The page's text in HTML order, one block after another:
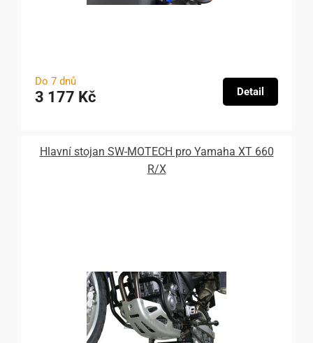
Do 7 dnů
3 177 Kč Detail
Hlavní stojan SW-MOTECH pro Yamaha XT 660
R/X